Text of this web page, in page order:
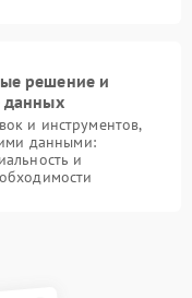
решение и
данных
и инструментов,
данными:
и